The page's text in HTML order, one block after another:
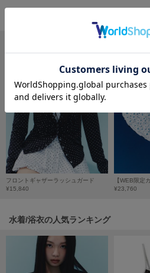
gelato pique
ジェラート ピケ
GELATO PIQUE CAT&DOG
ジェラート ピケ キャットアンドドッグ
gelato pique Sleep
ジェラート ピケ スリープ
GRAMICCI
グラミチ
Henon.
HUNTER
フロントギャザーラッシュガード
¥15,840
¥23,760
水着/浴衣の人気ランキング